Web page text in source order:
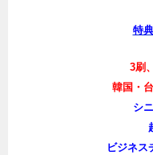
特
3刷
韓国・
シ
ビジネス